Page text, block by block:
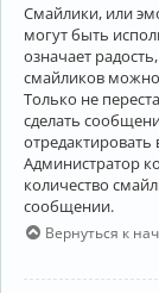
Смайлики, или
могут быть
означает
смайликов
Только не
сделать
Администратор
количество
сообщении.
Вернуться к